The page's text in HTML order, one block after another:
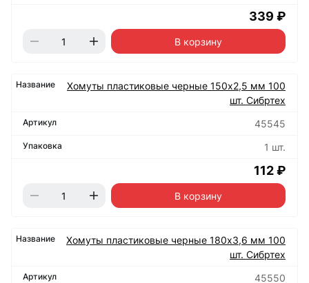
339 ₽
В корзину
Хомуты пластиковые черные 150х2,5 мм 100
шт. Сибртех
45545
1 шт.
112 ₽
В корзину
Хомуты пластиковые черные 180х3,6 мм 100
шт. Сибртех
45550